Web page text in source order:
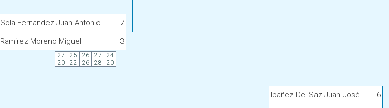
Sola Fernandez Juan Antonio
7
Ramirez Moreno Miguel
3
27 25 26 27
24
20
22 26 28 20
Ibañez Del Saz Juan José 6